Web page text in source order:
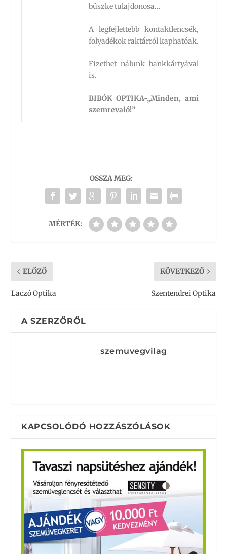
büszke tulajdonosa…
A legfejlettebb kontaktlencsék,
folyadékok raktárról kaphatóak.
Fizethet nálunk bankkártyával
is.
BIBÓK OPTIKA-„Minden, ami
szemrevaló!”
OSSZA MEG:
MÉRTÉK:
ELŐZŐ
Laczó Optika
KÖVETKEZŐ
Szentendrei Optika
A SZERZŐRŐL
szemuvegvilag
KAPCSOLÓDÓ HOZZÁSZÓLÁSOK